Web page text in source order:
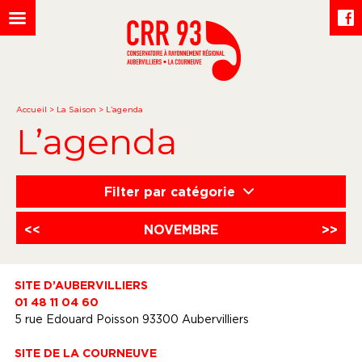
Accueil > La Saison > L’agenda
L’agenda
Filter par catégorie
<< NOVEMBRE >>
SITE D’AUBERVILLIERS
01 48 11 04 60
5 rue Edouard Poisson 93300 Aubervilliers
SITE DE LA COURNEUVE